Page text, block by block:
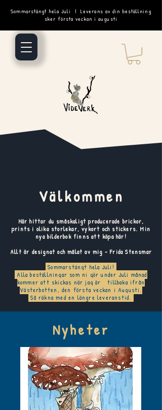
Sommarstängt hela Juli | Leverans av din beställning
sker första veckan i augusti
Välkommen
Här hittar du småskaligt producerade brickor,
prints i olika storlekar, vykort och stickers. Min
nya bilderbok finns att köpa här!
Allt är designat och målat av mig - Frida Stensmar
Sommarstängt hela Juli!
Alla beställningar som ni gör under Juli månad
kommer att skickas när jag är tillbaka ifrån
Västerbotten, den första veckan i Augusti.
Så räkna med en längre leveranstid.
Nyheter